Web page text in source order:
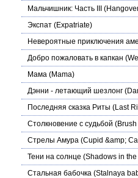
Мальчишник: Часть III
Экспат (Expatriate)
Невероятные приключения
Добро пожаловать в капкан
Мама (Mama)
Дэнни - летающий шезлонг
Последняя сказка Риты (Last
Столкновение с судьбой
Стрелы Амура (Cupid &amp;
Тени на солнце (Shadows in
Стальная бабочка (Stalnaya